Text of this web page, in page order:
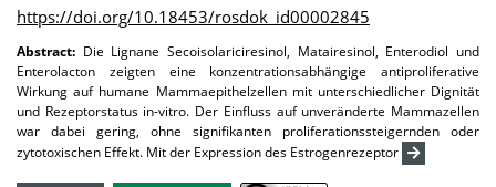
https://doi.org/10.18453/rosdok_id00002845
Abstract: Die Lignane Secoisolariciresinol, Matairesinol, Enterodiol und
Enterolacton zeigten eine konzentrationsabhängige antiproliferative
Wirkung auf humane Mammaepithelzellen mit unterschiedlicher Dignität
und Rezeptorstatus in-vitro. Der Einfluss auf unveränderte Mammazellen
war dabei gering, ohne signifikanten proliferationssteigernden oder
zytotoxischen Effekt. Mit der Expression des Estrogenrezeptor